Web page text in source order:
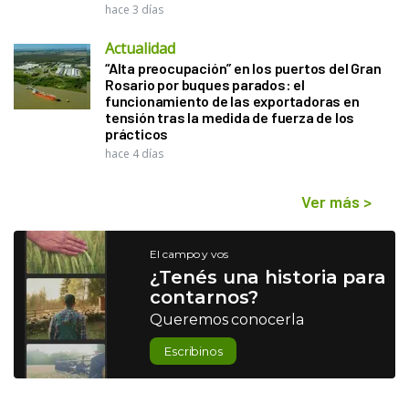
hace 3 días
Actualidad
“Alta preocupación” en los puertos del Gran
Rosario por buques parados: el
funcionamiento de las exportadoras en
tensión tras la medida de fuerza de los
prácticos
hace 4 días
Ver más >
El campo y vos
¿Tenés una historia para
contarnos?
Queremos conocerla
Escribinos